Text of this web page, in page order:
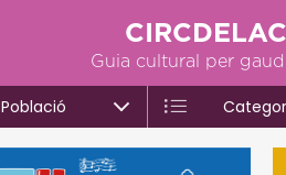
Guia cultural per
Població